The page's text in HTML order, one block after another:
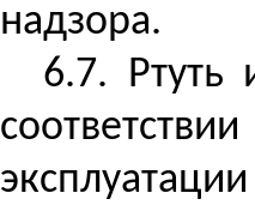
надзора.
6.7. Ртуть